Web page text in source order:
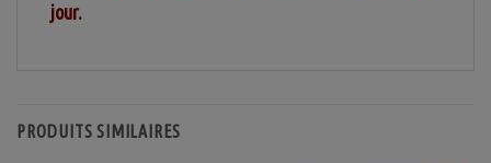
jour.
PRODUITS SIMILAIRES